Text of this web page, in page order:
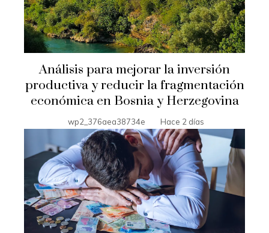
Análisis para mejorar la inversión
productiva y reducir la fragmentación
económica en Bosnia y Herzegovina
wp2_376aea38734e Hace 2 días